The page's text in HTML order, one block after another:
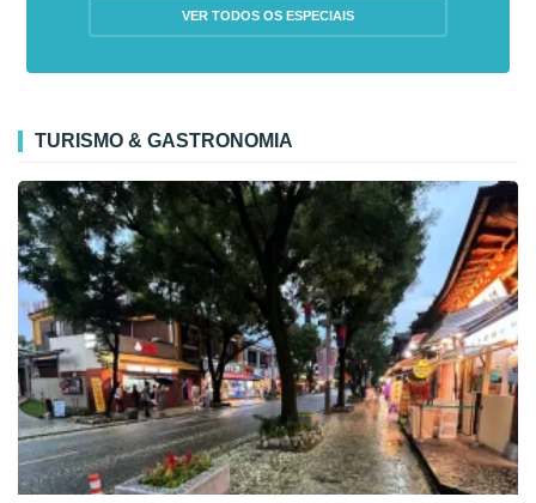
VER TODOS OS ESPECIAIS
TURISMO & GASTRONOMIA